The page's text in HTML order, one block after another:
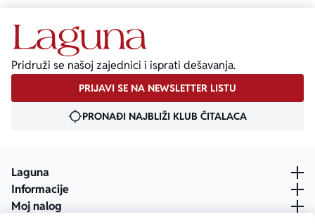
Pridruži se našoj zajednici i isprati dešavanja.
PRIJAVI SE NA NEWSLETTER LISTU
PRONAĐI NAJBLIŽI KLUB ČITALACA
Laguna
Informacije
Moj nalog